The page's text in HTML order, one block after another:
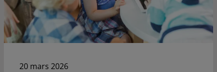
20 mars 2026